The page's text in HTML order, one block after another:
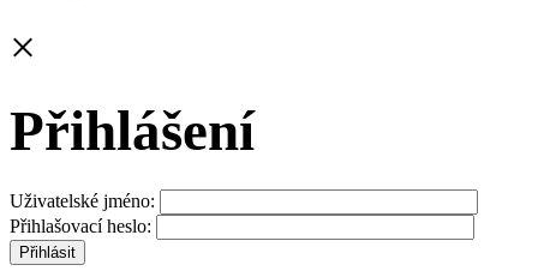
×
Přihlášení
Uživatelské jméno:
Přihlašovací heslo: